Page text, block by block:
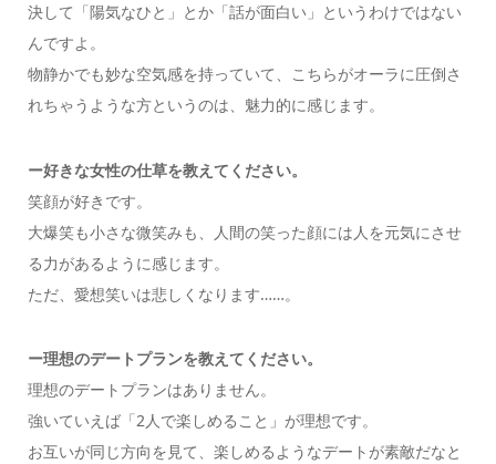
決して「陽気なひと」とか「話が面白い」というわけではない
んですよ。
物静かでも妙な空気感を持っていて、こちらがオーラに圧倒さ
れちゃうような方というのは、魅力的に感じます。
ー好きな女性の仕草を教えてください。
笑顔が好きです。
大爆笑も小さな微笑みも、人間の笑った顔には人を元気にさせ
る力があるように感じます。
ただ、愛想笑いは悲しくなります……。
ー理想のデートプランを教えてください。
理想のデートプランはありません。
強いていえば「2人で楽しめること」が理想です。
お互いが同じ方向を見て、楽しめるようなデートが素敵だなと